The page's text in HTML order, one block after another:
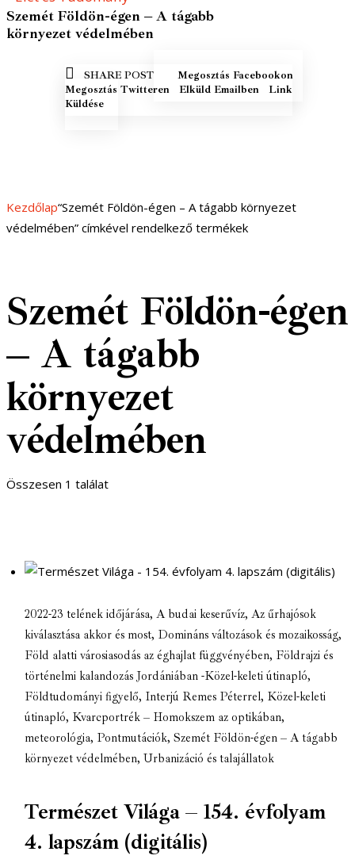
Szemét Földön-égen – A tágabb
környezet védelmében
SHARE POST
MEGOSZTÁS
FACEBOOKON
Megosztás Facebookon
Megosztás Twitteren ELKÜLD EMAILBEN
Elküld Emailben
COPY URL
Link
Küldése
Kezdőlap“Szemét Földön-égen – A tágabb környezet
védelmében” címkével rendelkező termékek
Szemét Földön-égen
– A tágabb
környezet
védelmében
Összesen 1 találat
2022-23 telének időjárása, A budai keserűvíz, Az űrhajósok
kiválasztása akkor és most, Domináns változások és mozaikosság,
Föld alatti városiasodás az éghajlat függvényében, Földrajzi és
történelmi kalandozás Jordániában -Közel-keleti útinapló,
Földtudományi figyelő, Interjú Remes Péterrel, Közel-keleti
útinapló, Kvarcportrék – Homokszem az optikában,
meteorológia, Pontmutációk, Szemét Földön-égen – A tágabb
környezet védelmében, Urbanizáció és talajállatok
Természet Világa – 154. évfolyam
4. lapszám (digitális)